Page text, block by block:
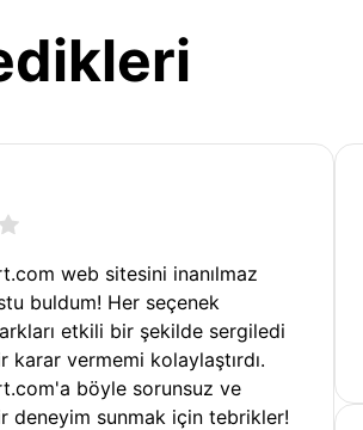
web sitesini inanılmaz
buldum! Her seçenek
etkili bir şekilde sergiledi
karar vermemi kolaylaştırdı.
böyle sorunsuz ve
deneyim sunmak için tebrikler!